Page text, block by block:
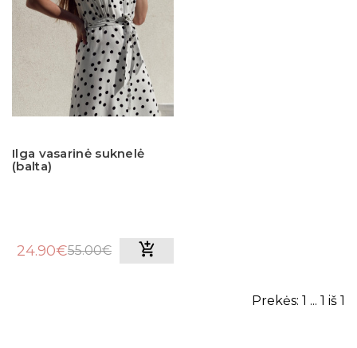
Ilga vasarinė suknelė
(balta)
24.90€55.00€
Prekės: 1 ... 1 iš 1